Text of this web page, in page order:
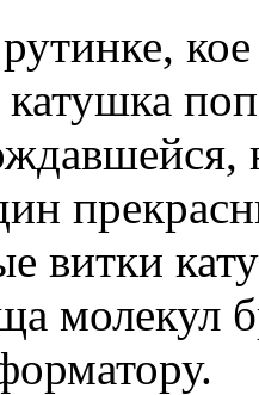
витки
молекул